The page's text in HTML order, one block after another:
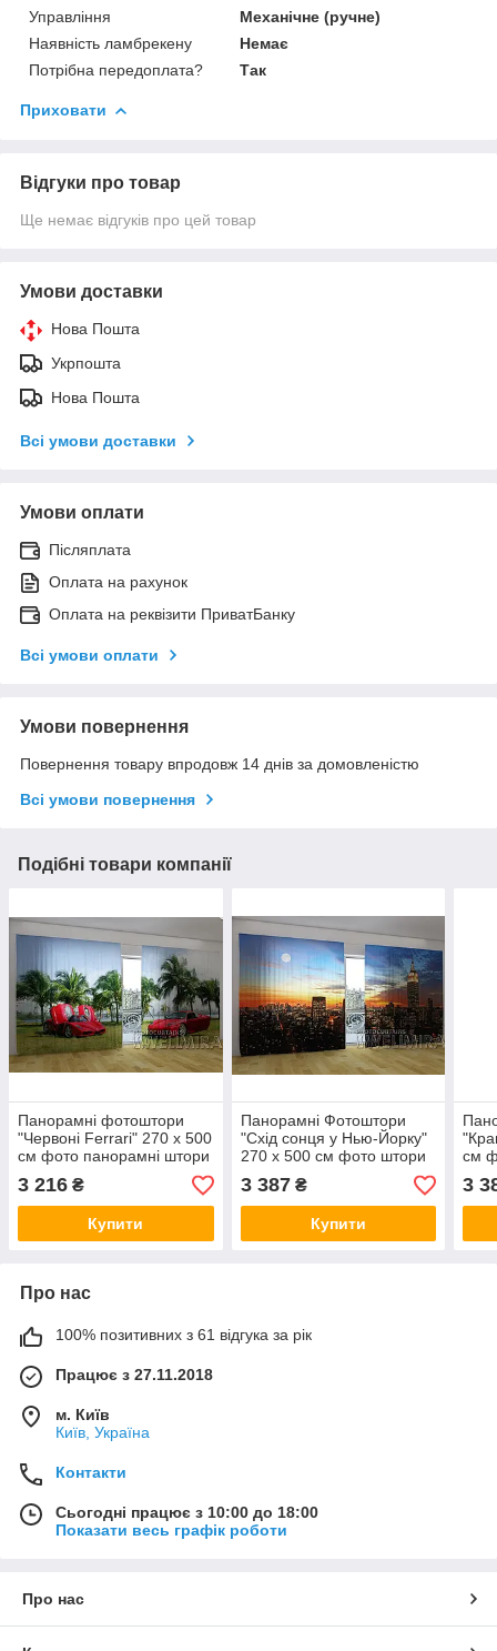
Управління
Механічне (ручне)
Наявність ламбрекену
Немає
Потрібна передоплата?
Так
Приховати
Відгуки про товар
Ще немає відгуків про цей товар
Умови доставки
Нова Пошта
Укрпошта
Нова Пошта
Всі умови доставки
Умови оплати
Післяплата
Оплата на рахунок
Оплата на реквізити ПриватБанку
Всі умови оплати
Умови повернення
Повернення товару впродовж 14 днів за домовленістю
Всі умови повернення
Подібні товари компанії
Панорамні фотоштори
"Червоні Ferrari" 270 х 500
см фото панорамні штори
VE
3 216 ₴
Купити
Панорамні Фотоштори
"Схід сонця у Нью-Йорку"
270 х 500 см фото штори
панорамні штори Нью-
Йорк VE
3 387₴
Купити
см
3
Про нас
100% позитивних з 61 відгука за рік
Працює з 27.11.2018
м. Київ
Київ, Україна
Контакти
Сьогодні працює з 10:00 до 18:00
Показати весь графік роботи
Про нас